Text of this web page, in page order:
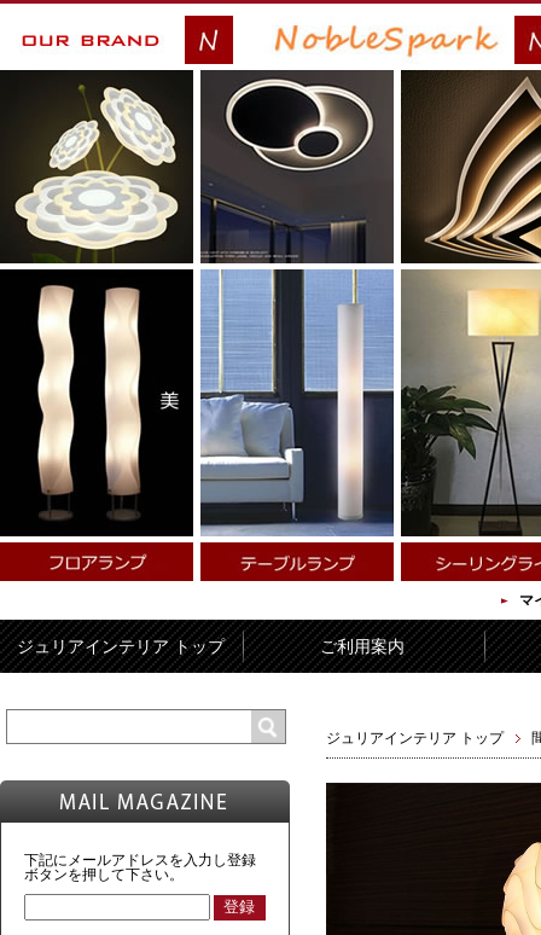
マ
ジュリアインテリア トップ ご利用案内
ジュリアインテリア トップ
下記にメールアドレスを入力し登録
ボタンを押して下さい。